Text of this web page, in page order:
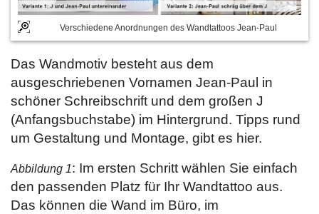
Verschiedene Anordnungen des Wandtattoos Jean-Paul
Das Wandmotiv besteht aus dem
ausgeschriebenen Vornamen Jean-Paul in
schöner Schreibschrift und dem großen J
(Anfangsbuchstabe) im Hintergrund. Tipps rund
um Gestaltung und Montage, gibt es hier.
Abbildung 1: Im ersten Schritt wählen Sie einfach
den passenden Platz für Ihr Wandtattoo aus.
Das können die Wand im Büro, im